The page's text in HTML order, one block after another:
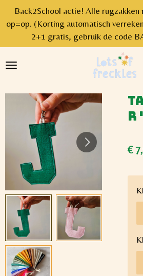
Ga
direct
de
hoofdinhoud
Back2School actie! Alle
op=op. (Korting automatisch
2+1 gratis, gebruik de code
r
€